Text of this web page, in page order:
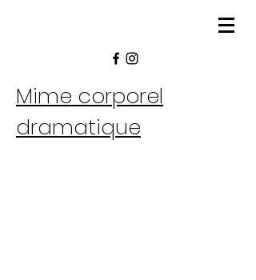
Mime corporel
dramatique